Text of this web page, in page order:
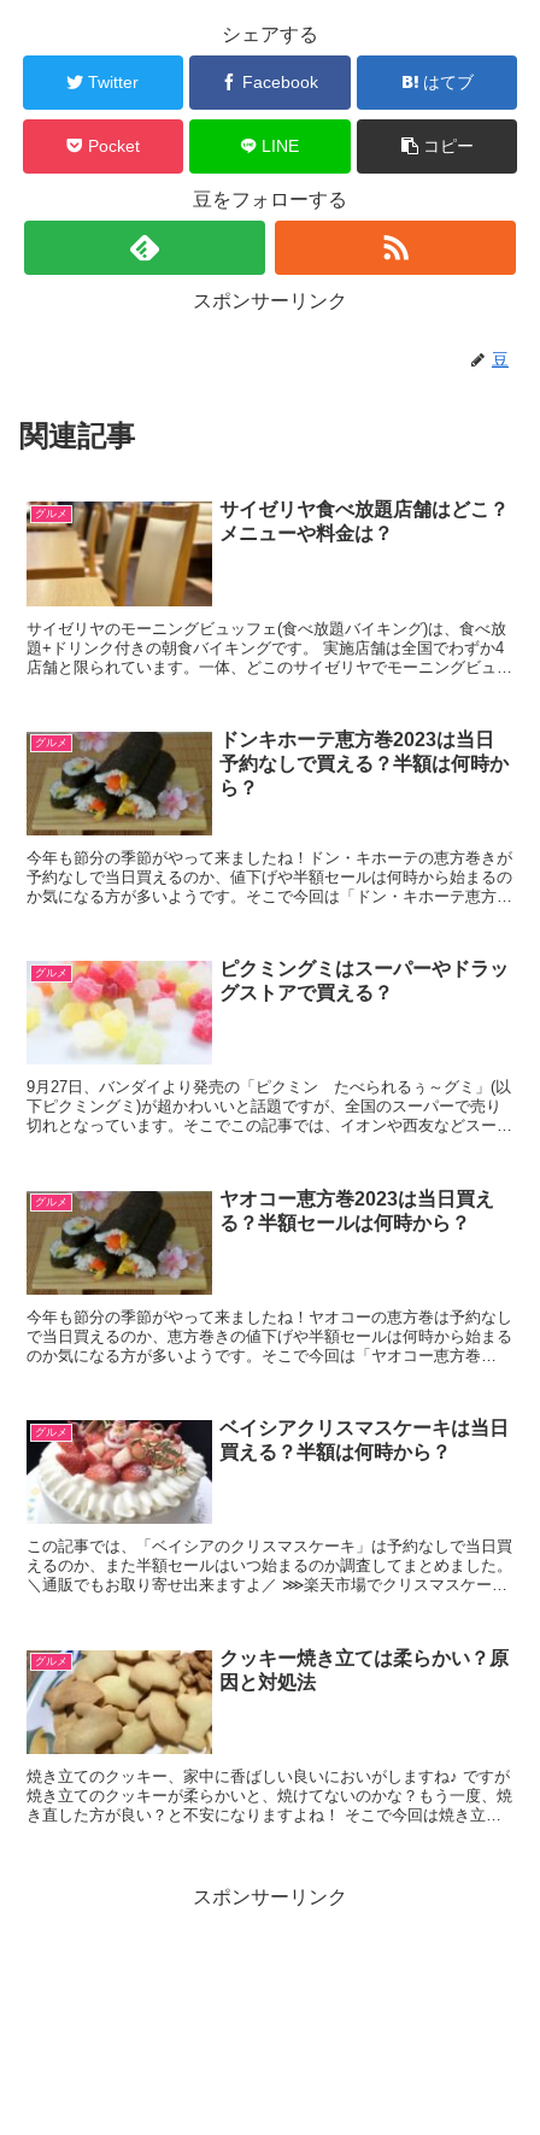
シェアする
Twitter Facebook はてブ
Pocket LINE コピー
豆をフォローする
スポンサーリンク
豆
関連記事
グルメ
サイゼリヤ食べ放題店舗はどこ？
メニューや料金は？
サイゼリヤのモーニングビュッフェ(食べ放題バイキング)は、食べ放
題+ドリンク付きの朝食バイキングです。 実施店舗は全国でわずか4
店舗と限られています。一体、どこのサイゼリヤでモーニングビュッ
グルメ
ドンキホーテ恵方巻2023は当日
予約なしで買える？半額は何時か
ら？
今年も節分の季節がやって来ましたね！ドン・キホーテの恵方巻きが
予約なしで当日買えるのか、値下げや半額セールは何時から始まるの
か気になる方が多いようです。そこで今回は「ドン・キホーテ恵方巻
グルメ
ピクミングミはスーパーやドラッ
グストアで買える？
9月27日、バンダイより発売の「ピクミン たべられるぅ～グミ」(以
下ピクミングミ)が超かわいいと話題ですが、全国のスーパーで売り
切れとなっています。そこでこの記事では、イオンや西友などスーパ
グルメ
ヤオコー恵方巻2023は当日買え
る？半額セールは何時から？
今年も節分の季節がやって来ましたね！ヤオコーの恵方巻は予約なし
で当日買えるのか、恵方巻きの値下げや半額セールは何時から始まる
のか気になる方が多いようです。そこで今回は「ヤオコー恵方巻
グルメ
ベイシアクリスマスケーキは当日
買える？半額は何時から？
この記事では、「ベイシアのクリスマスケーキ」は予約なしで当日買
えるのか、また半額セールはいつ始まるのか調査してまとめました。
＼通販でもお取り寄せ出来ますよ／ ⋙楽天市場でクリスマスケーキ
グルメ
クッキー焼き立ては柔らかい？原
因と対処法
焼き立てのクッキー、家中に香ばしい良いにおいがしますね♪ ですが
焼き立てのクッキーが柔らかいと、焼けてないのかな？もう一度、焼
き直した方が良い？と不安になりますよね！ そこで今回は焼き立て
スポンサーリンク